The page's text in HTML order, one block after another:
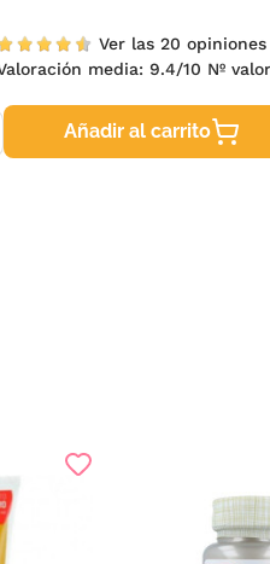
Ver las 20 opiniones
Valoración media:9.4/10 Nº
Añadir al carrito